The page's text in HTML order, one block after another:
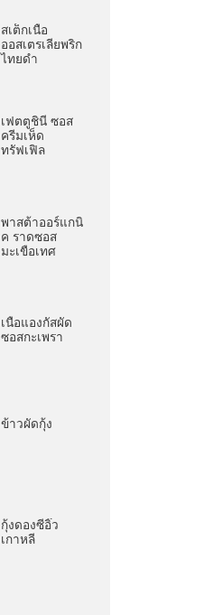
สเต็กเนื้อ
ออสเตรเลียพริก
ไทยดำ
เฟตตูชินี ซอส
ครีมเห็ด
ทรัฟเฟิล
พาสต้าออร์แกนิ
ค ราดซอส
มะเขือเทศ
เนื้อแองกัสผัด
ซอสกะเพรา
ข้าวผัดกุ้ง
กุ้งดองซีอิ๊ว
เกาหลี